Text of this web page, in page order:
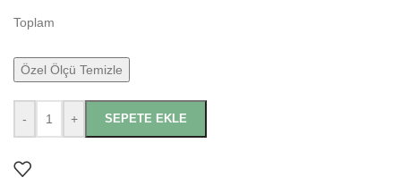
Toplam
Özel Ölçü Temizle
- + SEPETE EKLE